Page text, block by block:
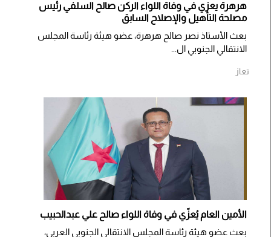
هرهرة يعزي في وفاة اللواء الركن صالح السلفي رئيس
مصلحة التأهيل والإصلاح السابق
بعث الأستاذ نصر صالح هرهرة، عضو هيئة رئاسة المجلس
الانتقالي الجنوبي ال...
تعاز
الأمين العام يُعزّي في وفاة اللواء صالح علي عبدالحبيب
بعث عضو هيئة رئاسة المجلس الانتقالي الجنوبي العربي،